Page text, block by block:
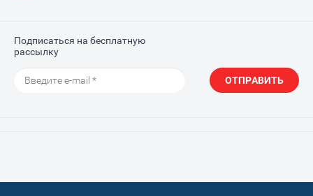
Подписаться на бесплатную
рассылку
ОТПРАВИТЬ